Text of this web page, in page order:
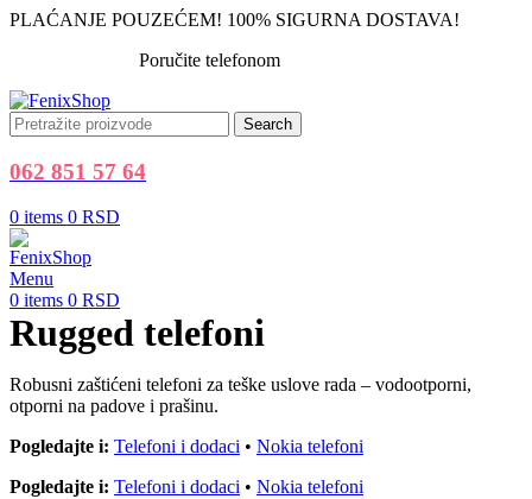
PLAĆANJE POUZEĆEM! 100% SIGURNA DOSTAVA!
Poručite telefonom
Search
062 851 57 64
0 items 0 RSD
Menu
0 items 0 RSD
Rugged telefoni
Robusni zaštićeni telefoni za teške uslove rada – vodootporni,
otporni na padove i prašinu.
Pogledajte i: Telefoni i dodaci • Nokia telefoni
Pogledajte i: Telefoni i dodaci • Nokia telefoni